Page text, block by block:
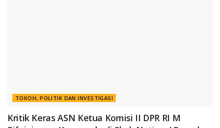
TOKOH, POLITIK DAN INVESTIGASI
Kritik Keras ASN Ketua Komisi II DPR RI M